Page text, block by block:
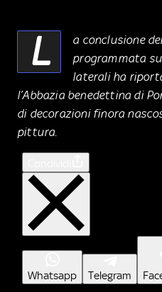
L
a conclusione
programmata
laterali ha
l’Abbazia benedettina di
di decorazioni finora
pittura.
Whatsapp Telegram